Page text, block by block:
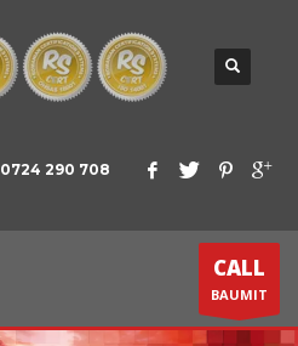
0724 290 708
CALL
BAUMIT